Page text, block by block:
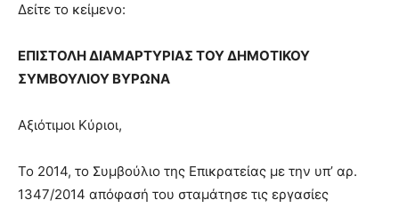
Δείτε το κείμενο:
ΕΠΙΣΤΟΛΗ ΔΙΑΜΑΡΤΥΡΙΑΣ ΤΟΥ ΔΗΜΟΤΙΚΟΥ
ΣΥΜΒΟΥΛΙΟΥ ΒΥΡΩΝΑ
Αξιότιμοι Κύριοι,
Το 2014, το Συμβούλιο της Επικρατείας με την υπ’ αρ.
1347/2014 απόφασή του σταμάτησε τις εργασίες